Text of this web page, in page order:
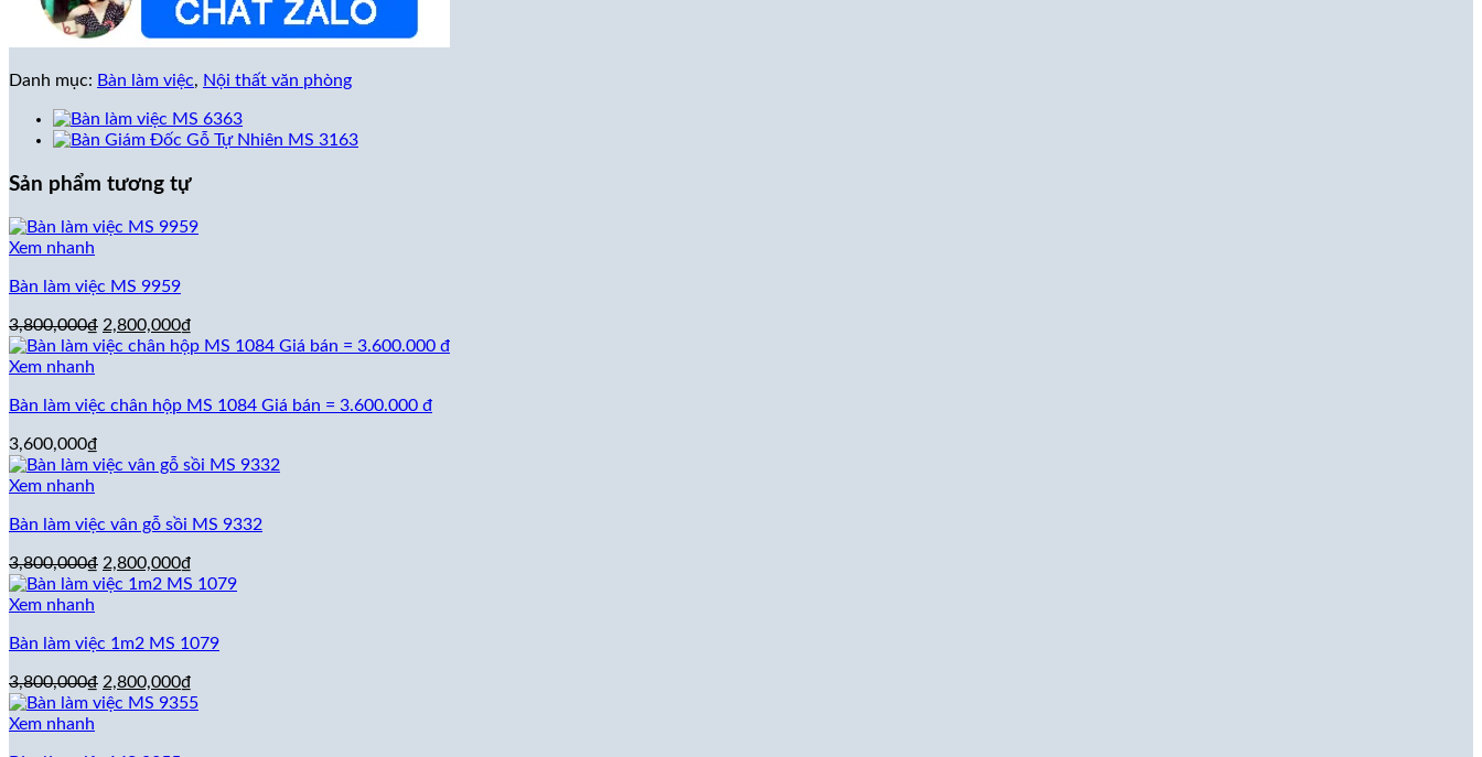
Danh mục: Bàn làm việc, Nội thất văn phòng
Sản phẩm tương tự
Xem nhanh
Bàn làm việc MS 9959
3,800,000₫ Giá
gốc
2,800,000₫
hiện
2,800,000₫.
Xem nhanh
Bàn làm việc chân hộp MS 1084 Giá bán = 3.600.000 đ
3,600,000₫
Xem nhanh
Bàn làm việc vân gỗ sồi MS 9332
3,800,000₫ Giá
gốc
2,800,000₫
hiện
2,800,000₫.
Xem nhanh
Bàn làm việc 1m2 MS 1079
3,800,000₫ Giá
gốc
2,800,000₫
hiện
Xem nhanh